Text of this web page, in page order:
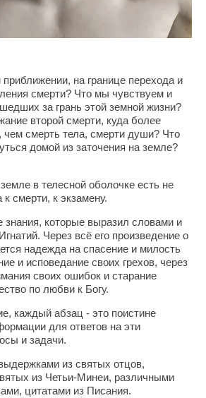
на границе перехода и
смерти? Что мы чувствуем и
за грань этой земной жизни?
второй смерти, куда более
чем смерть тела, смерти души? Что
домой из заточения на земле?
в телесной оболочке есть не
к смерти, к экзамену.
которые выразил словами и
Через всё его произведение о
надежда на спасение и милость
и исповедание своих грехов, через
своих ошибок и старание
по любви к Богу.
каждый абзац - это поистине
для ответов на эти
и задачи.
из святых отцов,
из Четьи-Минеи, различными
цитатами из Писания.